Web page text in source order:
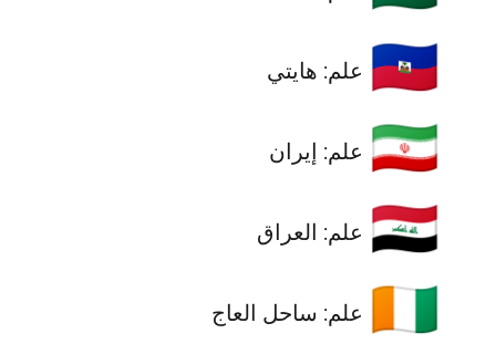
🇭🇹 علم: هايتي
🇮🇷 علم: إيران
🇮🇶 علم: العراق
🇨🇮 علم: ساحل العاج